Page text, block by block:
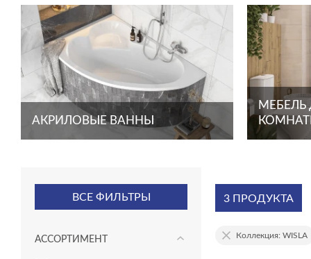
АКРИЛОВЫЕ ВАННЫ
МЕБЕЛЬ
ВСЕ ФИЛЬТРЫ
АССОРТИМЕНТ
3 ПРОДУКТА
Коллекция: WISLA